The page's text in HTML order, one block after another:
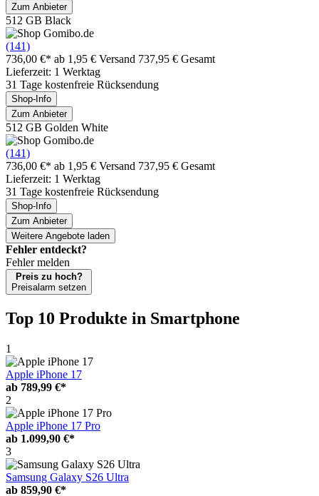
Zum Anbieter
512 GB Black
(141)
736,00 €* ab 1,95 € Versand 737,95 € Gesamt
Lieferzeit: 1 Werktag
31 Tage kostenfreie Rücksendung
Shop-Info
Zum Anbieter
512 GB Golden White
(141)
736,00 €* ab 1,95 € Versand 737,95 € Gesamt
Lieferzeit: 1 Werktag
31 Tage kostenfreie Rücksendung
Shop-Info
Zum Anbieter
Weitere Angebote laden
Fehler entdeckt?
Fehler melden
Preis zu hoch?
Preisalarm setzen
Top 10 Produkte in Smartphone
1
Apple iPhone 17
ab 789,99 €*
2
Apple iPhone 17 Pro
ab 1.099,90 €*
3
Samsung Galaxy S26 Ultra
ab 859,90 €*